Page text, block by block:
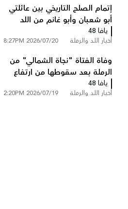
إتمام الصلح التاريخي بين عائلتي
أبو شعبان وأبو غانم من اللد
والرملة في كفر قاسم
يافا 48
أخبار اللد والرملة 2026/07/20 8:27PM
وفاة الفتاة "نجاة الشمالي" من
الرملة بعد سقوطها من ارتفاع
في فندق بالأردن
يافا 48
أخبار اللد والرملة 2026/07/19 2:20PM